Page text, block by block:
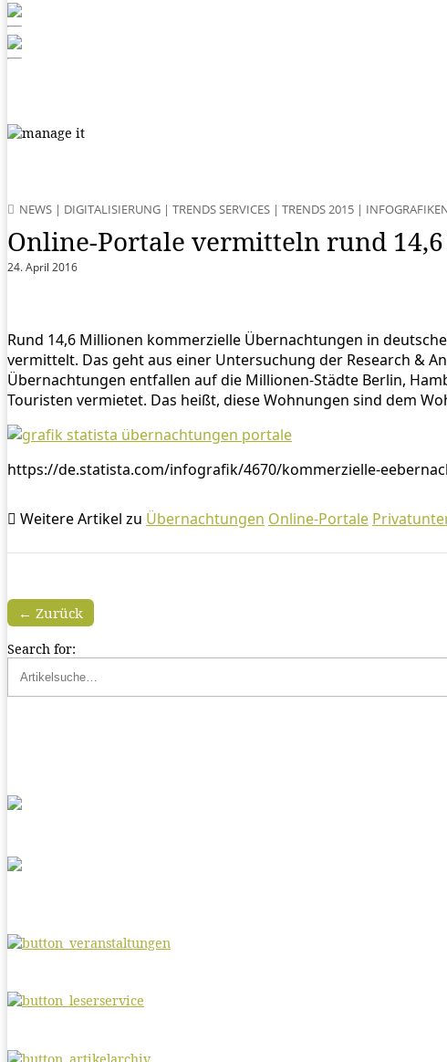
NEWS | DIGITALISIERUNG | TRENDS SERVICES | TRENDS 2015 |
Online-Portale vermitteln rund
24. April 2016
Rund 14,6 Millionen kommerzielle Übernachtungen in
vermittelt. Das geht aus einer Untersuchung der Research &
Übernachtungen entfallen auf die Millionen-Städte Berlin,
Touristen vermietet. Das heißt, diese Wohnungen sind dem
https://de.statista.com/infografik/4670/kommerzielle-
Weitere Artikel zu Übernachtungen Online-Portale
← Zurück
Search for: